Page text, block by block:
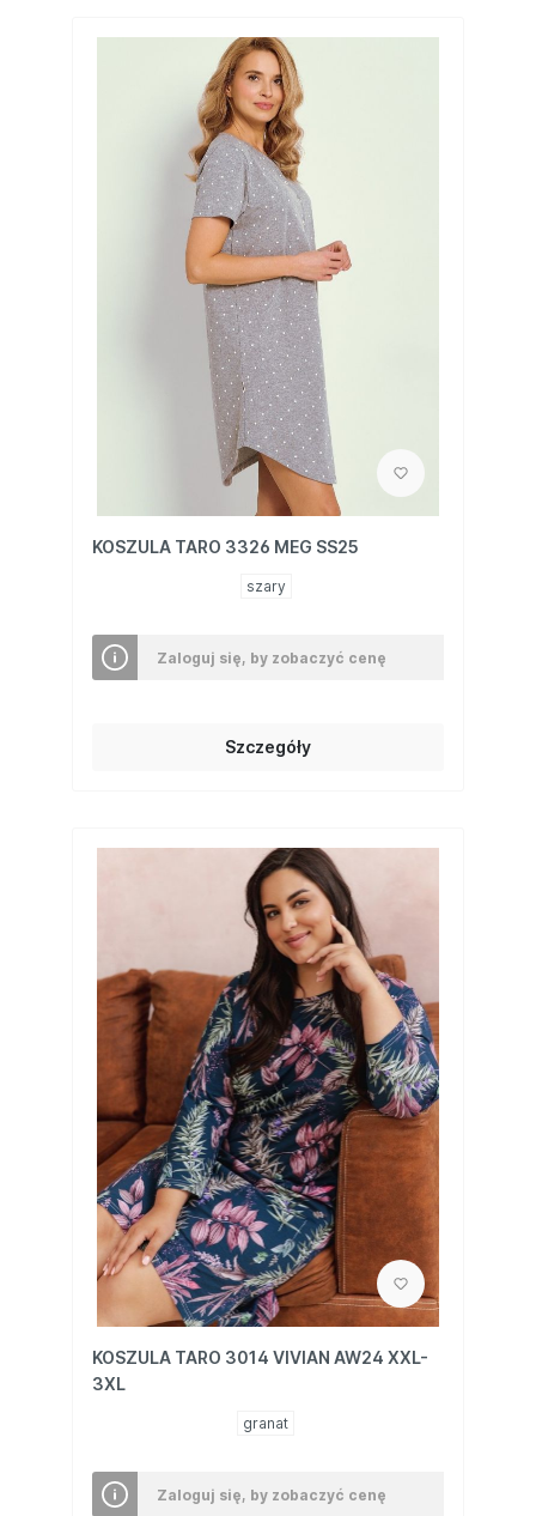
KOSZULA TARO 3326 MEG SS25
szary
Zaloguj się, by zobaczyć cenę
Szczegóły
KOSZULA TARO 3014 VIVIAN AW24 XXL-
3XL
granat
Zaloguj się, by zobaczyć cenę